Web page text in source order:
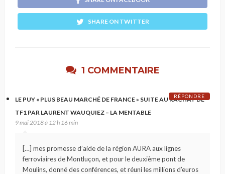
SHARE ON TWITTER
1 COMMENTAIRE
LE PUY « PLUS BEAU MARCHÉ DE FRANCE » SUITE AU RACHAT DE
TF1 PAR LAURENT WAUQUIEZ – LA MENTABLE
9 mai 2018 à 12 h 16 min
[…] mes promesse d’aide de la région AURA aux lignes
ferroviaires de Montluçon, et pour le deuxième pont de
Moulins, donné des conférences, et réuni les millions d’euros
RÉPONDRE